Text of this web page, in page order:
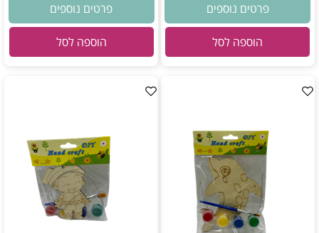
פרטים נוספים
הוספה לסל
פרטים נוספים
הוספה לסל